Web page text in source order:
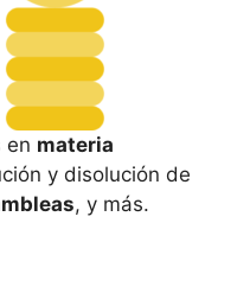
en materia
y disolución de
, y más.